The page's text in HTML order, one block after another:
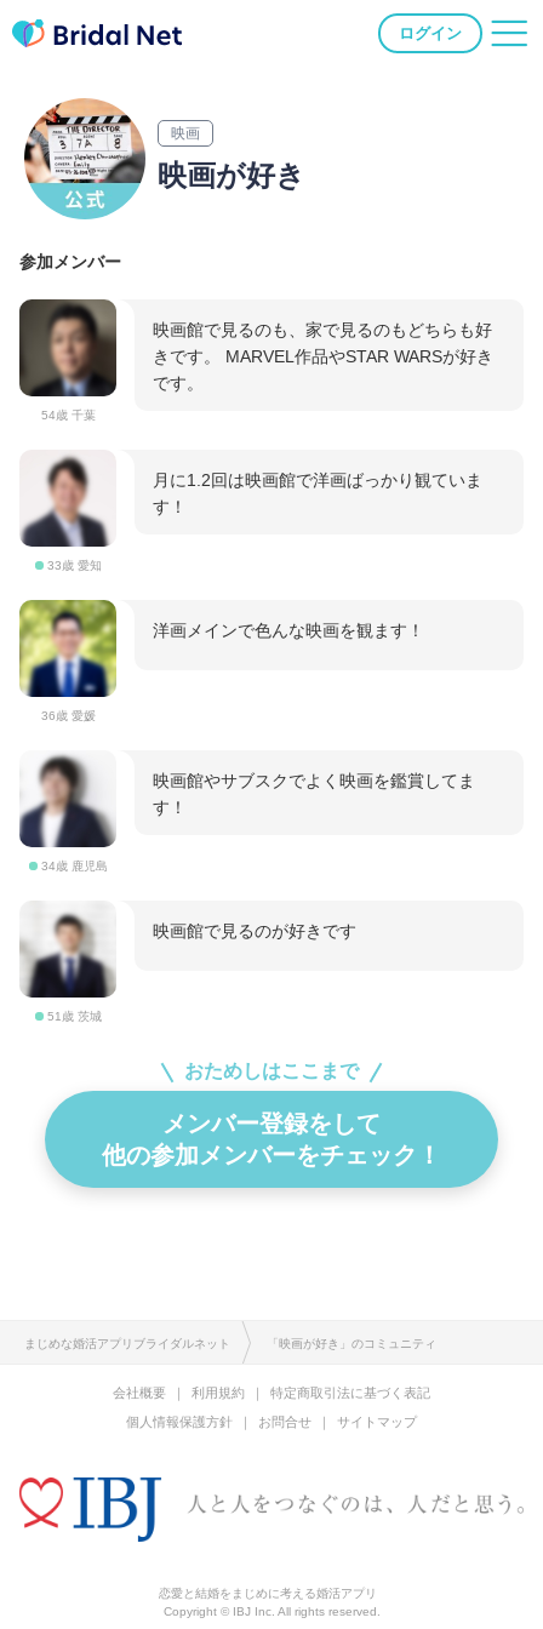
ログイン
映画
映画が好き
参加メンバー
54歳 千葉
映画館で見るのも、家で見るのもどちらも好
きです。 MARVEL作品やSTAR WARSが好き
です。
33歳 愛知
月に1.2回は映画館で洋画ばっかり観ていま
す！
36歳 愛媛
洋画メインで色んな映画を観ます！
34歳 鹿児島
映画館やサブスクでよく映画を鑑賞してま
す！
51歳 茨城
映画館で見るのが好きです
おためしはここまで
メンバー登録をして
他の参加メンバーをチェック！
まじめな婚活アプリブライダルネット 「映画が好き」のコミュニティ
会社概要 利用規約
特定商取引法に基づく表記
個人情報保護方針
お問合せ サイトマップ
恋愛と結婚をまじめに考える婚活アプリ
Copyright © IBJ Inc. All rights reserved.